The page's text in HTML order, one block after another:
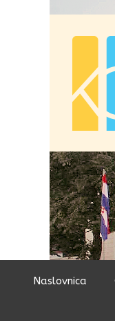
Naslovnica